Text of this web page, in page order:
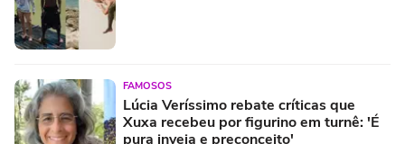
FAMOSOS
Lúcia Veríssimo rebate críticas que
Xuxa recebeu por figurino em turnê: 'É
pura inveja e preconceito'